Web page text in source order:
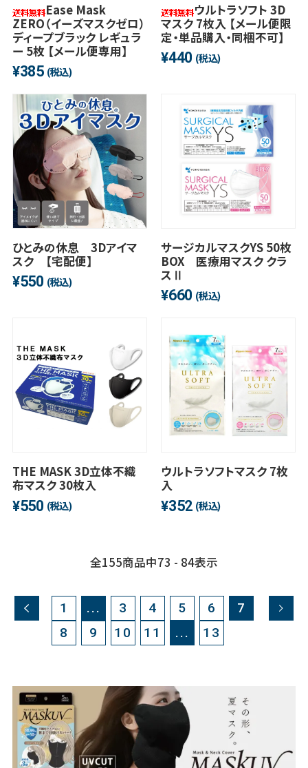
Ease Mask
ZERO（イーズマスクゼロ）
ディープブラック レギュラ
ー 5枚 【メール便専用】
¥385 (税込)
ウルトラソフト 3D
マスク 7枚入 【メール便限
定・単品購入・同梱不可】
¥440 (税込)
ひとみの休息 3Dアイマ
スク 【宅配便】
¥550 (税込)
サージカルマスクYS 50枚
BOX 医療用マスク クラ
スⅡ
¥660 (税込)
THE MASK 3D立体不織
布マスク 30枚入
¥550 (税込)
ウルトラソフトマスク 7枚
入
¥352 (税込)
全155商品中73 - 84表示
1 ... 3 4 5 6
7
8
9 10 11 ... 13